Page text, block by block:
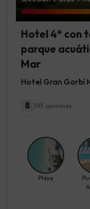
Hotel 4* con
parque
Mar
Hotel Gran Garbí
8 393 opiniones
Playa